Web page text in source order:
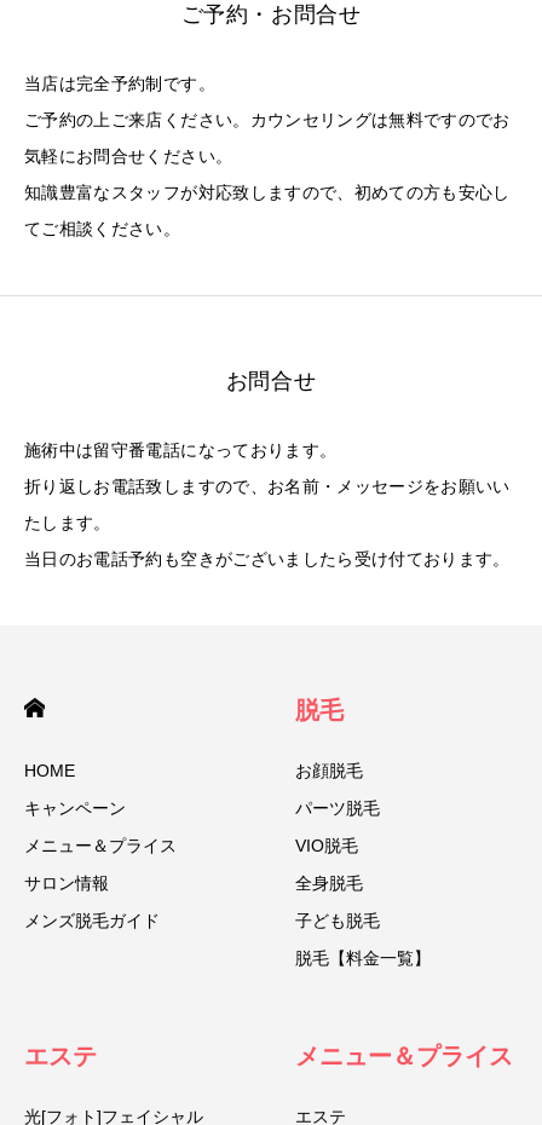
ご予約・お問合せ
当店は完全予約制です。
ご予約の上ご来店ください。カウンセリングは無料ですのでお
気軽にお問合せください。
知識豊富なスタッフが対応致しますので、初めての方も安心し
てご相談ください。
お問合せ
施術中は留守番電話になっております。
折り返しお電話致しますので、お名前・メッセージをお願いい
たします。
当日のお電話予約も空きがございましたら受け付ております。
HOME
キャンペーン
メニュー＆プライス
サロン情報
メンズ脱毛ガイド
脱毛
お顔脱毛
パーツ脱毛
VIO脱毛
全身脱毛
子ども脱毛
脱毛【料金一覧】
エステ
光[フォト]フェイシャル
メニュー＆プライス
エステ